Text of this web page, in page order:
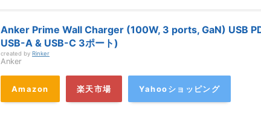
Anker Prime Wall Charger (100W, 3 ports, GaN) USB
USB-A & USB-C 3ポート)
created byRinker
Anker
Amazon 楽天市場 Yahooショッピング